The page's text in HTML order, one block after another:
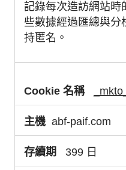
記錄每次造訪網站時
些數據經過匯總與分
持匿名。
abf-paif.com
399 日